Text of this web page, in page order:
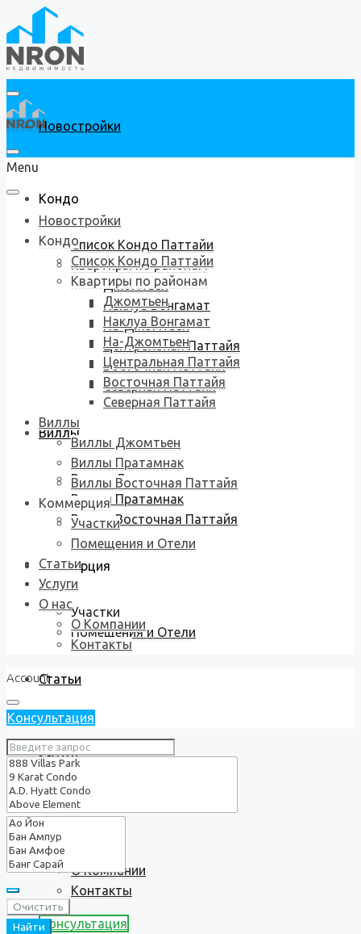
Новостройки
Кондо
Список Кондо Паттайи
Квартиры по районам
Джомтьен
Наклуа Вонгамат
На-Джомтьен
Центральная Паттайя
Восточная Паттайя
Северная Паттайя
Виллы
Виллы Джомтьен
Виллы Пратамнак
Виллы Восточная Паттайя
Коммерция
Участки
Помещения и Отели
Статьи
Услуги
О нас
О Компании
Контакты
Консультация
Menu
Новостройки
Кондо
Список Кондо Паттайи
Квартиры по районам
Джомтьен
Наклуа Вонгамат
На-Джомтьен
Центральная Паттайя
Восточная Паттайя
Северная Паттайя
Виллы
Виллы Джомтьен
Виллы Пратамнак
Виллы Восточная Паттайя
Коммерция
Участки
Помещения и Отели
Статьи
Услуги
О нас
О Компании
Контакты
Account
Консультация
Очистить
Найти